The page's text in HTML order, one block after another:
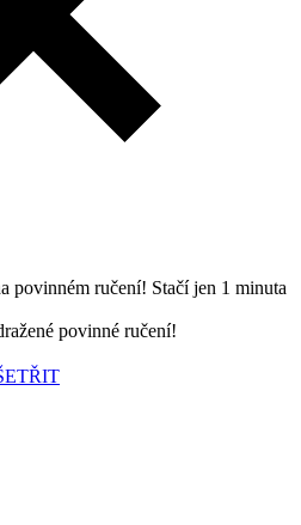
povinném ručení! Stačí jen 1 minuta
povinné ručení!